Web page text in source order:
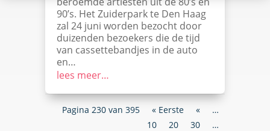
90’s. Het Zuiderpark te Den Haag
zal 24 juni worden bezocht door
duizenden bezoekers die de tijd
van cassettebandjes in de auto
en…
lees meer…
Pagina 230 van 395 « Eerste «
…
10
20 30
…